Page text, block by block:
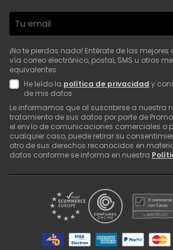
¡No te pierdas nada! Entérate de las
vía correo electrónico, postal, SMS u otros
equivalentes
He leído la política de privacidad y
de mis datos
Le informamos que al suscribirse a nuestra
tratamiento de sus datos por parte de
el envío de comunicaciones comerciales o
cualquier caso, puede retirar su
otro de sus derechos reconocidos en
datos conforme se informa en nuestra